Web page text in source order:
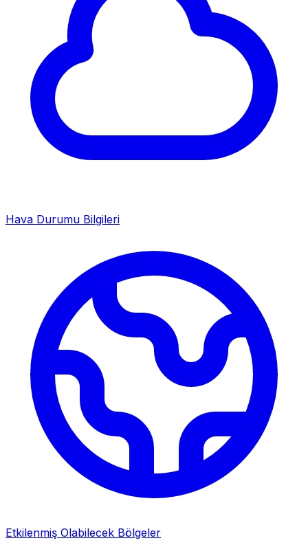
Hava Durumu Bilgileri
Etkilenmiş Olabilecek Bölgeler